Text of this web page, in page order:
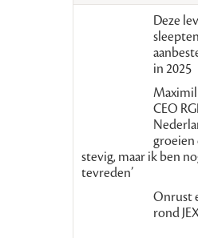
Deze
in 2025
CEO
stevig, maar ik ben
tevreden’
Onrust
rond